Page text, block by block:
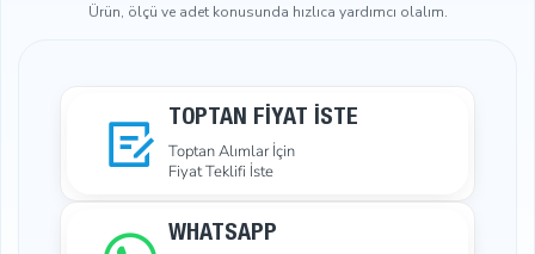
Ürün, ölçü ve adet konusunda hızlıca yardımcı olalım.
TOPTAN FIYAT İSTE
Toptan Alımlar İçin
Fiyat Teklifi İste
WHATSAPP